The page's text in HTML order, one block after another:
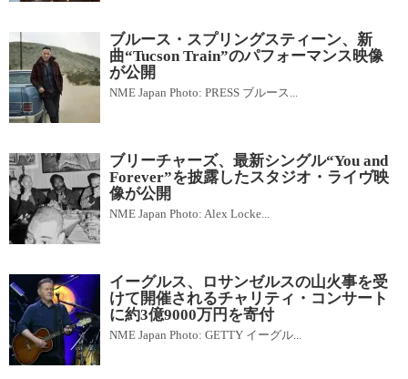
ブルース・スプリングスティーン、新
曲“Tucson Train”のパフォーマンス映像
が公開
NME Japan Photo: PRESS ブルース...
ブリーチャーズ、最新シングル“You and
Forever”を披露したスタジオ・ライヴ映
像が公開
NME Japan Photo: Alex Locke...
イーグルス、ロサンゼルスの山火事を受
けて開催されるチャリティ・コンサート
に約3億9000万円を寄付
NME Japan Photo: GETTY イーグル...